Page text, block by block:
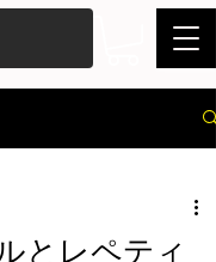
とレペティ